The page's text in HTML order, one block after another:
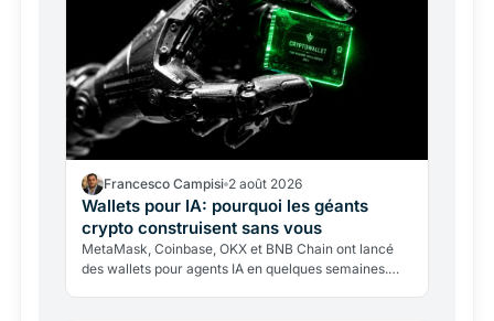
Francesco Campisi 2 août 2026
Wallets pour IA: pourquoi les géants
crypto construisent sans vous
MetaMask, Coinbase, OKX et BNB Chain ont lancé
des wallets pour agents IA en quelques semaines.